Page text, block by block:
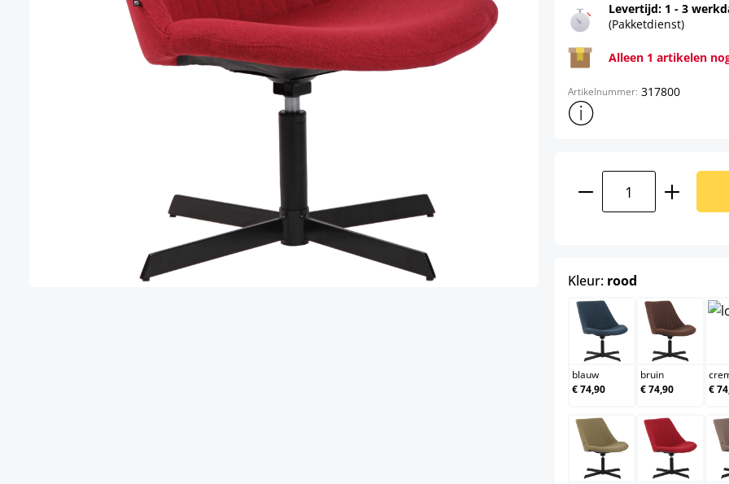
Levertijd: 1 - 3
(Pakketdienst)
Alleen 1 artikelen
Artikelnummer: 317800
Toon meer productinformatie
Kleur: rood
blauw
blauw
€ 74,90
bruin
bruin
€ 74,90
€
groen rood